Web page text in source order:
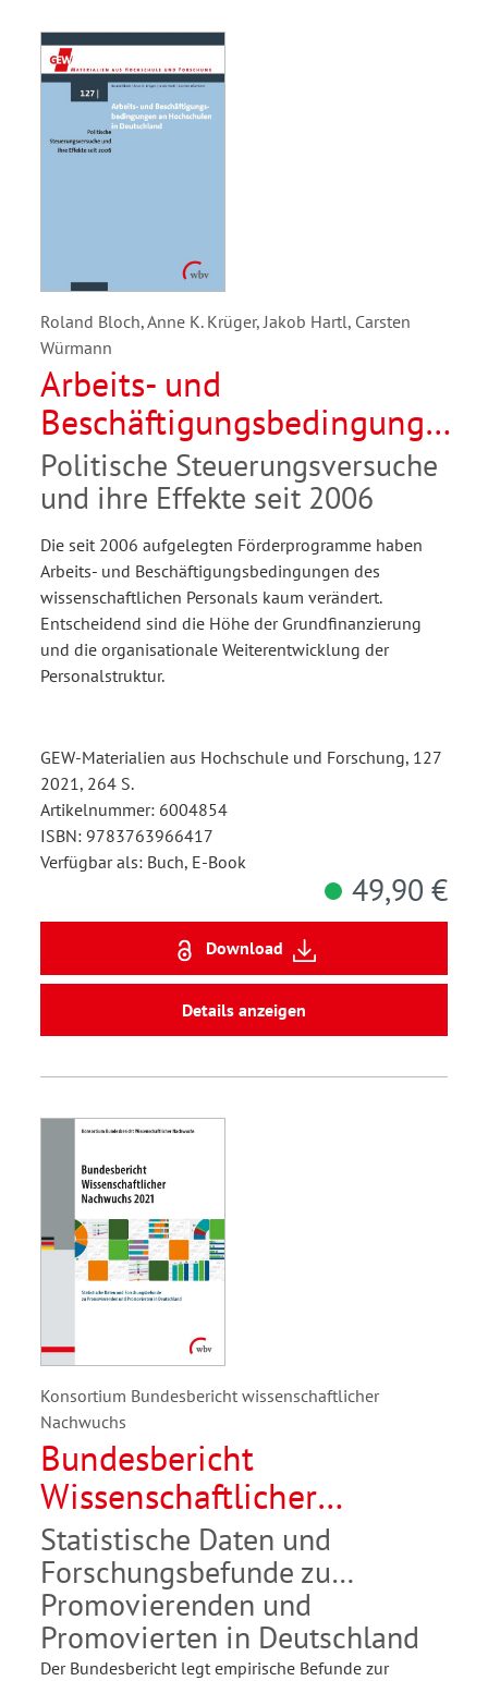
Roland Bloch, Anne K. Krüger, Jakob Hartl, Carsten
Würmann
Arbeits- und
Beschäftigungsbedingungen
an Hochschulen in
Deutschland
Politische Steuerungsversuche
und ihre Effekte seit 2006
Die seit 2006 aufgelegten Förderprogramme haben
Arbeits- und Beschäftigungsbedingungen des
wissenschaftlichen Personals kaum verändert.
Entscheidend sind die Höhe der Grundfinanzierung
und die organisationale Weiterentwicklung der
Personalstruktur.
GEW-Materialien aus Hochschule und Forschung, 127
2021, 264 S.
Artikelnummer: 6004854
ISBN: 9783763966417
Verfügbar als: Buch, E-Book
49,90 €
Download
Details anzeigen
Konsortium Bundesbericht wissenschaftlicher
Nachwuchs
Bundesbericht
Wissenschaftlicher
Nachwuchs 2021
Statistische Daten und
Forschungsbefunde zu
Promovierenden und
Promovierten in Deutschland
Der Bundesbericht legt empirische Befunde zur